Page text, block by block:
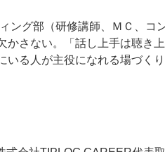
ング部（研修講師、ＭＣ、
かさない。「話し上手は聴き
いる人が主役になれる場づく